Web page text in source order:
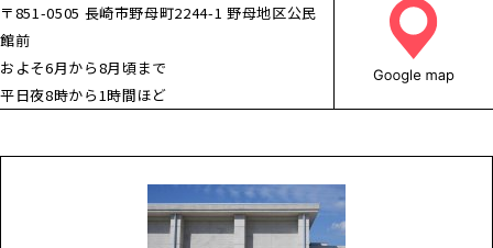
〒851-0505 長崎市野母町2244-1 野母地区公民
館前
およそ6月から8月頃まで
平日夜8時から1時間ほど